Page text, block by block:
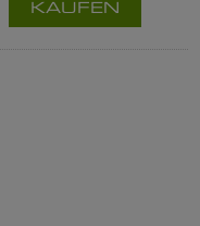
KAUFEN